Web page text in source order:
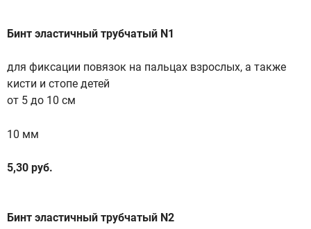
Бинт эластичный трубчатый N1
для фиксации повязок на пальцах взрослых, а также
кисти и стопе детей
от 5 до 10 см
10 мм
5,30 руб.
Бинт эластичный трубчатый N2